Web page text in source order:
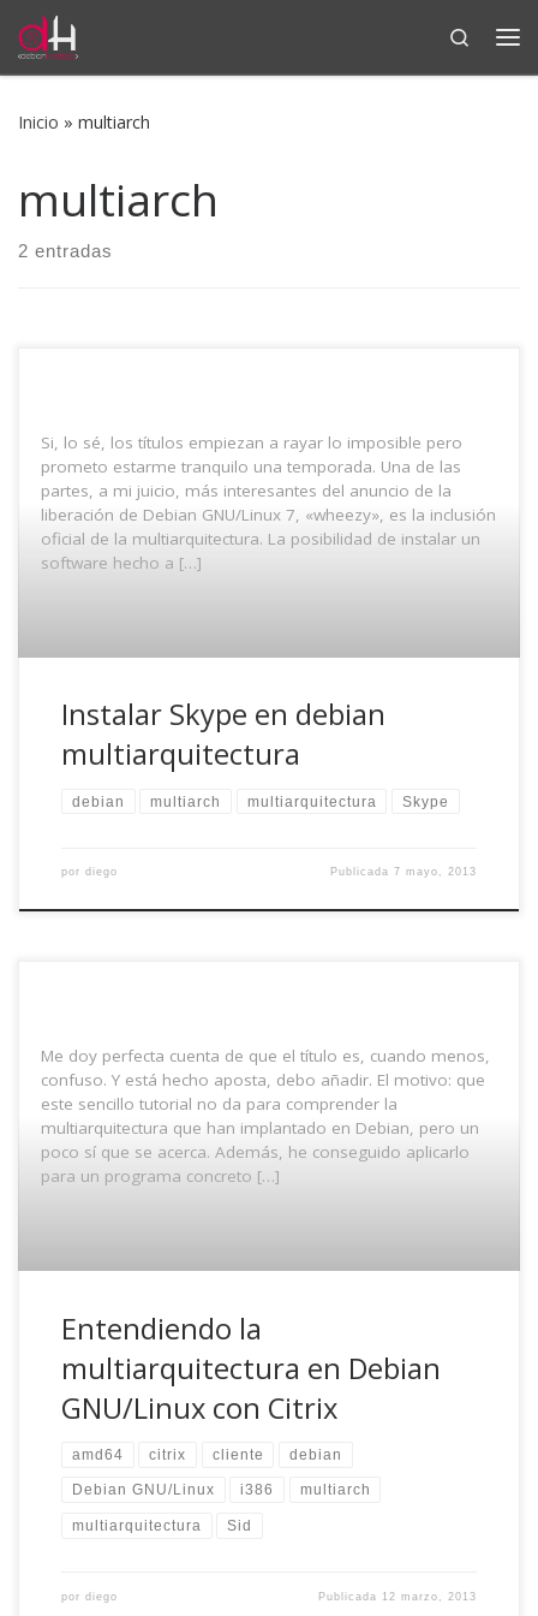
Saltar al contenido
Search
Inicio » multiarch
multiarch
2 entradas
Si, lo sé, los títulos empiezan a rayar lo imposible pero
prometo estarme tranquilo una temporada. Una de las
partes, a mi juicio, más interesantes del anuncio de la
liberación de Debian GNU/Linux 7, «wheezy», es la inclusión
oficial de la multiarquitectura. La posibilidad de instalar un
software hecho a […]
Instalar Skype en debian
multiarquitectura
debian multiarch multiarquitectura Skype
por diego Publicada7 mayo, 2013
Me doy perfecta cuenta de que el título es, cuando menos,
confuso. Y está hecho aposta, debo añadir. El motivo: que
este sencillo tutorial no da para comprender la
multiarquitectura que han implantado en Debian, pero un
poco sí que se acerca. Además, he conseguido aplicarlo
para un programa concreto […]
Entendiendo la
multiarquitectura en Debian
GNU/Linux con Citrix
amd64 citrix cliente debian
Debian GNU/Linux i386 multiarch
multiarquitectura Sid
por diego Publicada 12 marzo, 2013